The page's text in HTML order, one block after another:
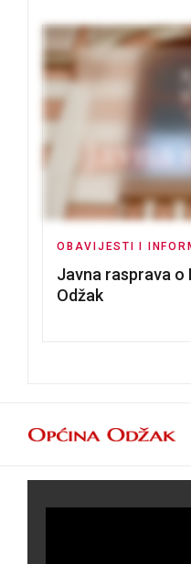
OBAVIJESTI I
Javna rasprava
Odžak